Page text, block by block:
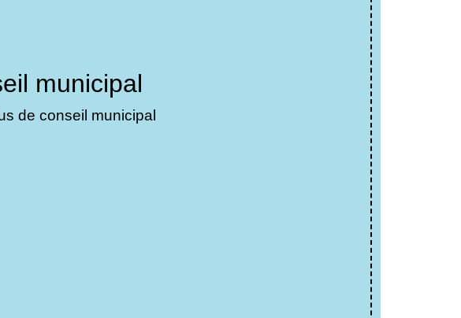
municipal
de conseil municipal